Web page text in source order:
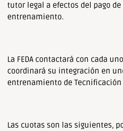
tutor legal a efectos del pago
entrenamiento.
La FEDA contactará con cada
coordinará su integración en
entrenamiento de Tecnificación
Las cuotas son las siguientes,